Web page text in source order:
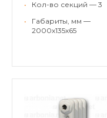
•
Кол-во секций — 3
•
Габариты, мм —
2000x135x65